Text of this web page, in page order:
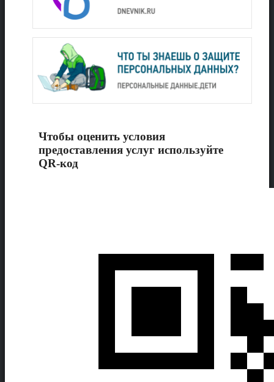
Чтобы оценить условия
предоставления услуг используйте
QR-код